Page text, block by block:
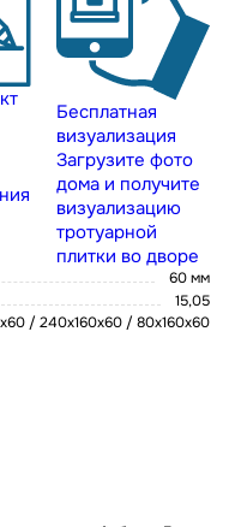
Бесплатная
визуализация
Загрузите фото
дома и получите
визуализацию
тротуарной
плитки во дворе
60 мм
15,05
/ 240х160х60 / 80x160x60